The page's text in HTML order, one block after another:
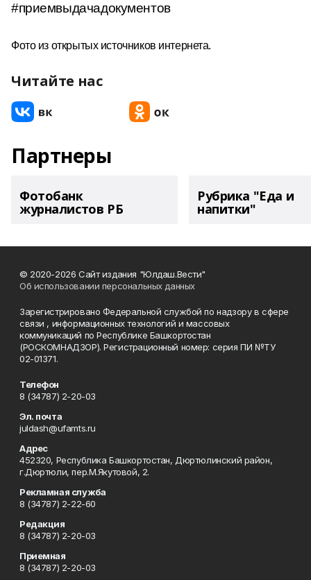
#приемвыдачадокументов
Фото из открытых источников интернета.
Читайте нас
Партнеры
Фотобанк
журналистов РБ
Рубрика "Еда и
напитки"
© 2020-2026 Сайт издания "Юлдаш.Вести"
Об использовании персональных данных
Зарегистрировано Федеральной службой по надзору в сфере
связи , информационных технологий и массовых
коммуникаций по Республике Башкортостан
(РОСКОМНАДЗОР). Регистрационный номер: серия ПИ №ТУ
02-01371.
Телефон
8 (34787) 2-20-03
Эл. почта
juldash@ufamts.ru
Адрес
452320, Республика Башкортостан, Дюртюлинский район,
г.Дюртюли, пер.М.Якутовой, 2.
Рекламная служба
8 (34787) 2-22-60
Редакция
8 (34787) 2-20-03
Приемная
8 (34787) 2-20-03